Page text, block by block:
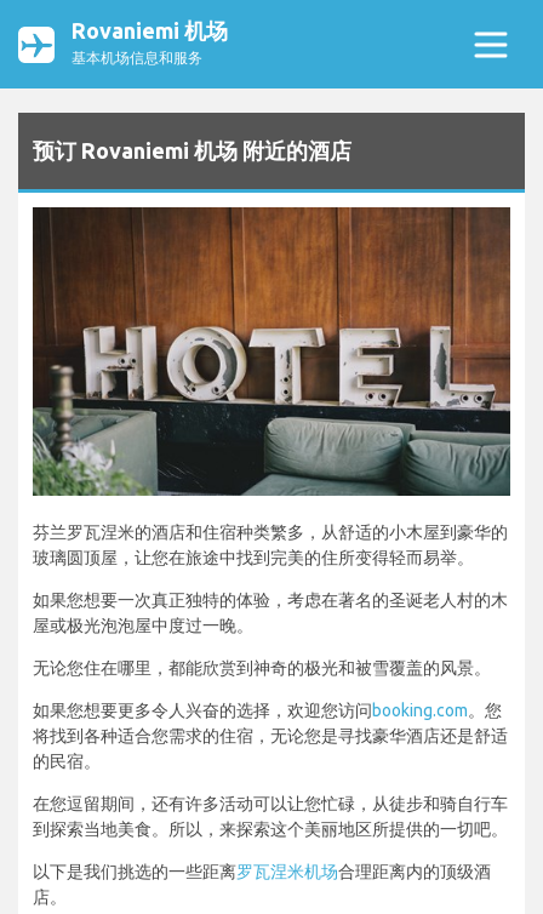
Rovaniemi 机场
基本机场信息和服务
预订 Rovaniemi 机场 附近的酒店
芬兰罗瓦涅米的酒店和住宿种类繁多，从舒适的小木屋到豪华的
玻璃圆顶屋，让您在旅途中找到完美的住所变得轻而易举。
如果您想要一次真正独特的体验，考虑在著名的圣诞老人村的木
屋或极光泡泡屋中度过一晚。
无论您住在哪里，都能欣赏到神奇的极光和被雪覆盖的风景。
如果您想要更多令人兴奋的选择，欢迎您访问booking.com。您
将找到各种适合您需求的住宿，无论您是寻找豪华酒店还是舒适
的民宿。
在您逗留期间，还有许多活动可以让您忙碌，从徒步和骑自行车
到探索当地美食。所以，来探索这个美丽地区所提供的一切吧。
以下是我们挑选的一些距离罗瓦涅米机场合理距离内的顶级酒
店。